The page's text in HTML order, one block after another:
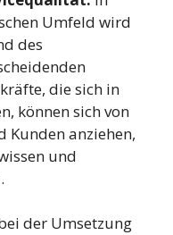
Umfeld wird
des
die sich in
können sich von
Kunden anziehen,
und
der Umsetzung